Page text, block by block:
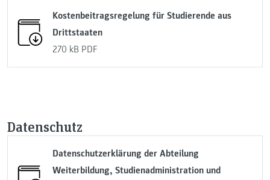
Kostenbeitragsregelung für Studierende aus
Drittstaaten
270 kB PDF
Datenschutz
Datenschutzerklärung der Abteilung
Weiterbildung, Studienadministration und